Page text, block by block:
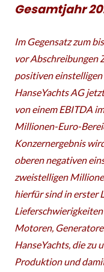
Gesamtjahr
Im Gegensatz zum
vor Abschreibungen
positiven
HanseYachts AG
von einem EBITDA
Millionen-Euro-
Konzernergebnis
oberen negativen
zweistelligen
hierfür sind in erster
Motoren,
HanseYachts, die zu
Produktion und